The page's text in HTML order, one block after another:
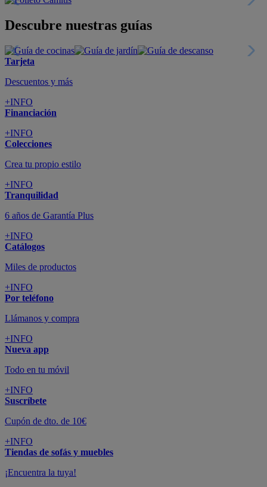
Descubre nuestras guías
Tarjeta
Descuentos y más
+INFO
Financiación
+INFO
Colecciones
Crea tu propio estilo
+INFO
Tranquilidad
6 años de Garantía Plus
+INFO
Catálogos
Miles de productos
+INFO
Por teléfono
Llámanos y compra
+INFO
Nueva app
Todo en tu móvil
+INFO
Suscríbete
Cupón de dto. de 10€
+INFO
Tiendas de sofás y muebles
¡Encuentra la tuya!